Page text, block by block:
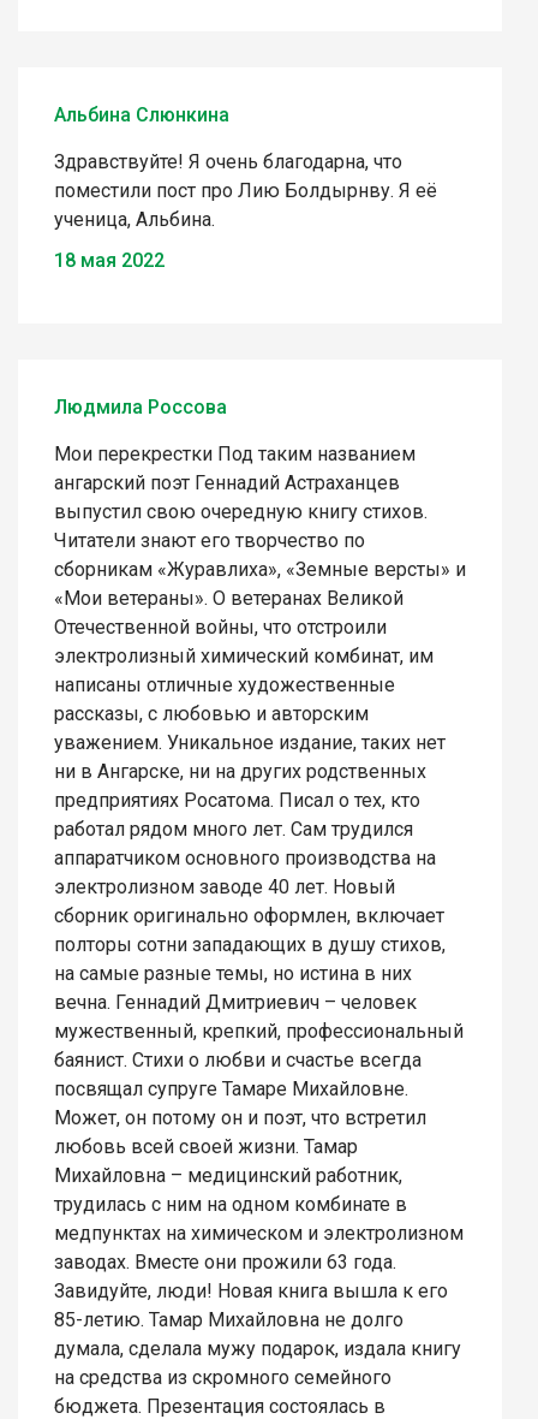
Альбина Слюнкина
Здравствуйте! Я очень благодарна, что
поместили пост про Лию Болдырнву. Я её
ученица, Альбина.
18 мая 2022
Людмила Россова
Мои перекрестки Под таким названием
ангарский поэт Геннадий Астраханцев
выпустил свою очередную книгу стихов.
Читатели знают его творчество по
сборникам «Журавлиха», «Земные версты» и
«Мои ветераны». О ветеранах Великой
Отечественной войны, что отстроили
электролизный химический комбинат, им
написаны отличные художественные
рассказы, с любовью и авторским
уважением. Уникальное издание, таких нет
ни в Ангарске, ни на других родственных
предприятиях Росатома. Писал о тех, кто
работал рядом много лет. Сам трудился
аппаратчиком основного производства на
электролизном заводе 40 лет. Новый
сборник оригинально оформлен, включает
полторы сотни западающих в душу стихов,
на самые разные темы, но истина в них
вечна. Геннадий Дмитриевич – человек
мужественный, крепкий, профессиональный
баянист. Стихи о любви и счастье всегда
посвящал супруге Тамаре Михайловне.
Может, он потому он и поэт, что встретил
любовь всей своей жизни. Тамар
Михайловна – медицинский работник,
трудилась с ним на одном комбинате в
медпунктах на химическом и электролизном
заводах. Вместе они прожили 63 года.
Завидуйте, люди! Новая книга вышла к его
85-летию. Тамар Михайловна не долго
думала, сделала мужу подарок, издала книгу
на средства из скромного семейного
бюджета. Презентация состоялась в